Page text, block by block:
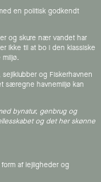
en politisk godkendt
og skure nær vandet har
ikke til at bo i den klassiske
og Fiskerhavnen
særegne havnemiljø kan
bynatur, genbrug og
og det her skønne
af lejligheder og